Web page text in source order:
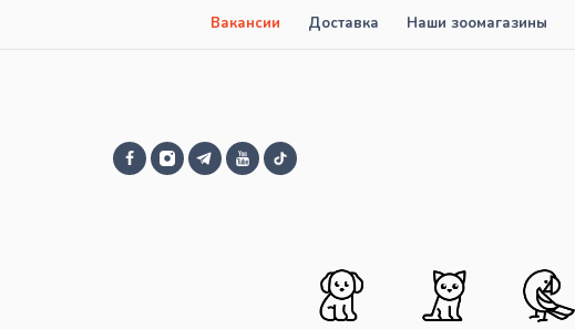
Вакансии Доставка Наши зоомагазины